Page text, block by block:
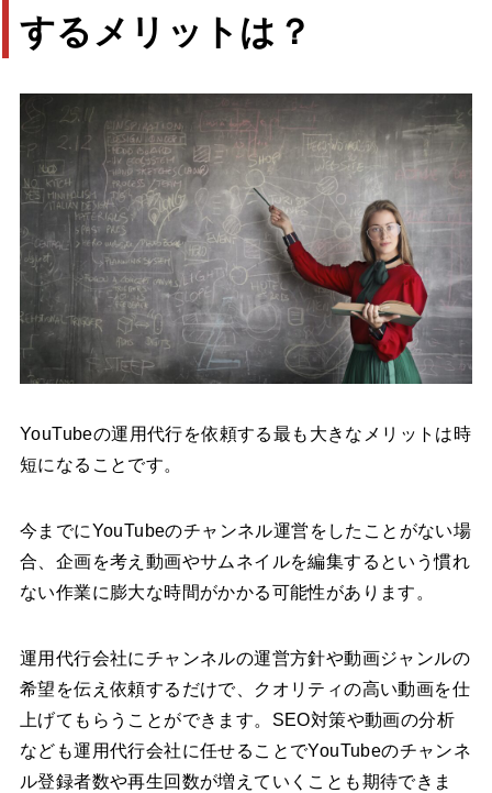
するメリットは？
YouTubeの運用代行を依頼する最も大きなメリットは時
短になることです。
今までにYouTubeのチャンネル運営をしたことがない場
合、企画を考え動画やサムネイルを編集するという慣れ
ない作業に膨大な時間がかかる可能性があります。
運用代行会社にチャンネルの運営方針や動画ジャンルの
希望を伝え依頼するだけで、クオリティの高い動画を仕
上げてもらうことができます。SEO対策や動画の分析
なども運用代行会社に任せることでYouTubeのチャンネ
ル登録者数や再生回数が増えていくことも期待できま